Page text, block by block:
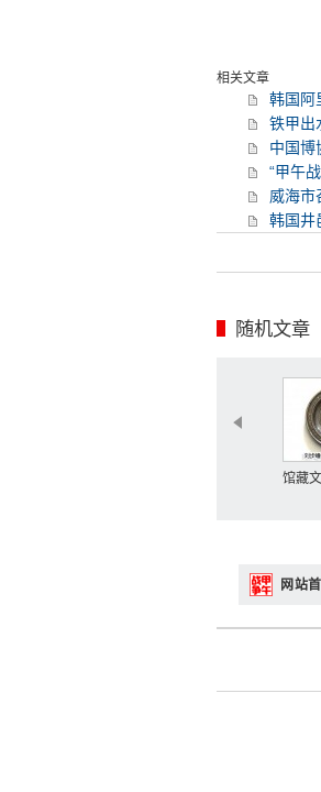
相关文章
韩国阿
铁甲出
中国博
“甲午
威海市
韩国井
随机文章
馆藏
网站